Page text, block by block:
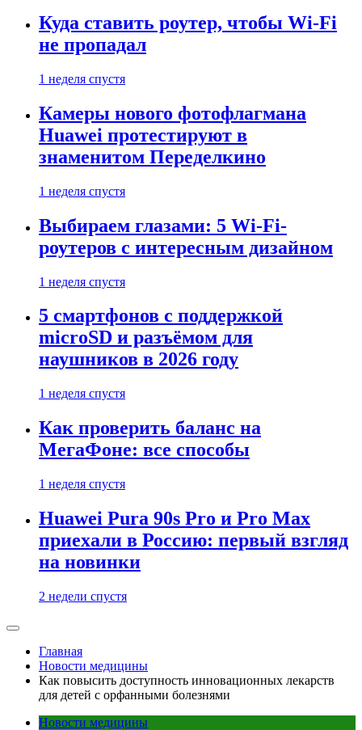
Куда ставить роутер, чтобы Wi-Fi
не пропадал
1 неделя спустя
Камеры нового фотофлагмана
Huawei протестируют в
знаменитом Переделкино
1 неделя спустя
Выбираем глазами: 5 Wi-Fi-
роутеров с интересным дизайном
1 неделя спустя
5 смартфонов с поддержкой
microSD и разъёмом для
наушников в 2026 году
1 неделя спустя
Как проверить баланс на
МегаФоне: все способы
1 неделя спустя
Huawei Pura 90s Pro и Pro Max
приехали в Россию: первый взгляд
на новинки
2 недели спустя
Главная
Новости медицины
Как повысить доступность инновационных лекарств
для детей с орфанными болезнями
Новости медицины